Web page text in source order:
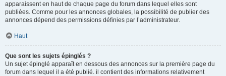
apparaissent en haut de chaque page du forum dans lequel elles sont
publiées. Comme pour les annonces globales, la possibilité de publier des
annonces dépend des permissions définies par l’administrateur.
Haut
Que sont les sujets épinglés ?
Un sujet épinglé apparaît en dessous des annonces sur la première page du
forum dans lequel il a été publié. il contient des informations relativement